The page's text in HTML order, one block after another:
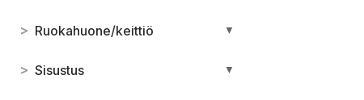
> Ruokahuone/keittiö ▼
> Sisustus ▼